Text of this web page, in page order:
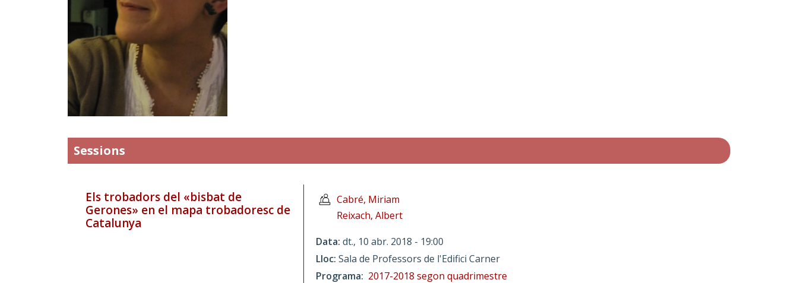
Sessions
Els trobadors del «bisbat de
Gerones» en el mapa trobadoresc de
Catalunya
Cabré, Miriam
Reixach, Albert
Data dt., 10 abr. 2018 - 19:00
Lloc Sala de Professors de l'Edifici Carner
Programa
2017-2018 segon quadrimestre